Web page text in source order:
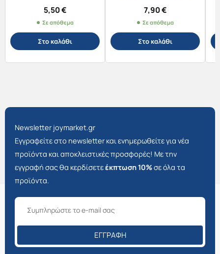
5,50€
Σε απόθεμα
Στο καλάθι
7,90€
Σε απόθεμα
Στο καλάθι
Newsletter joymarket.gr
Εγγραφείτε στο newsletter και ενημερωθείτε για νέα
προϊόντα και αποκλειστικές προσφορές! Με την
εγγραφή σας θα κερδίσετεέκπτωση 10%σε όλα τα
προϊόντα.
ΕΓΓΡΑΦΉ